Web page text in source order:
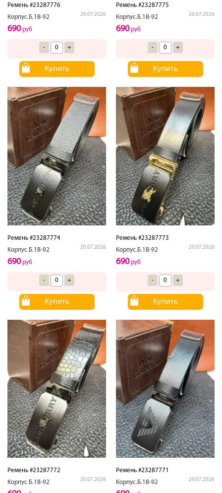
Ремень #23287776
Корпус.Б.1В-92
20.07.2026
690руб
- +
Купить
Ремень #23287775
Корпус.Б.1В-92
20.07.2026
690руб
- +
Купить
Ремень #23287774
Корпус.Б.1В-92
20.07.2026
690руб
- +
Купить
Ремень #23287773
Корпус.Б.1В-92
20.07.2026
690руб
- +
Купить
Ремень #23287772
Корпус.Б.1В-92
20.07.2026
Ремень #23287771
Корпус.Б.1В-92
20.07.2026